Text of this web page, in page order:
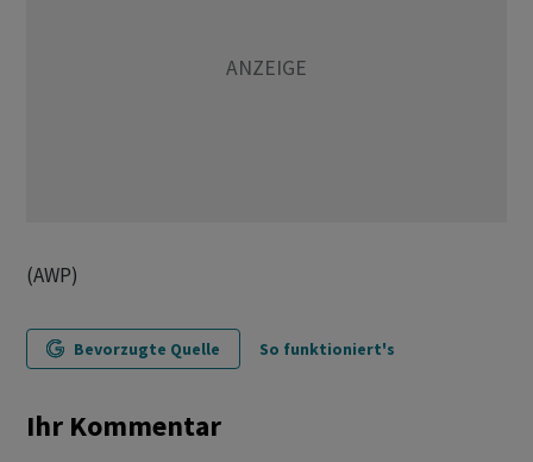
(AWP)
Bevorzugte Quelle So funktioniert's
Ihr Kommentar